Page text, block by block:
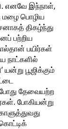
எனவே இந்நாள்,
மழை பொழிய
திகழ்ந்து
பற்றிய
பயிர்கள்
நாட்களில்
பூஜிக்கும்
தேவையற்ற
போகியன்று